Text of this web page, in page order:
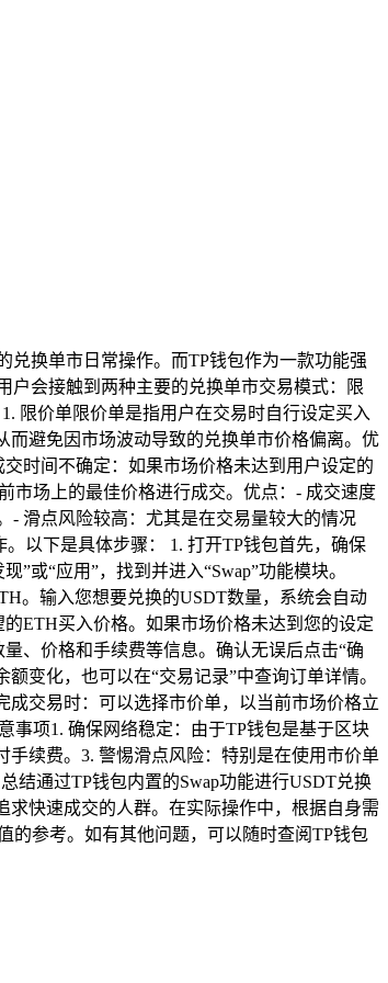
兑换单市日常操作。而TP钱包作为一款功能强
户会接触到两种主要的兑换单市交易模式：限
限价单限价单是指用户在交易时自行设定买入
避免因市场波动导致的兑换单市价格偏离。优
时间不确定：如果市场价格未达到用户设定的
市场上的最佳价格进行成交。优点：- 成交速度
- 滑点风险较高：尤其是在交易量较大的情况
以下是具体步骤： 1. 打开TP钱包首先，确保
或“应用”，找到并进入“Swap”功能模块。
。输入您想要兑换的USDT数量，系统会自动
ETH买入价格。如果市场价格未达到您的设定
、价格和手续费等信息。确认无误后点击“确
变化，也可以在“交易记录”中查询订单详情。
交易时：可以选择市价单，以当前市场价格立
事项1. 确保网络稳定：由于TP钱包是基于区块
续费。3. 警惕滑点风险：特别是在使用市价单
结通过TP钱包内置的Swap功能进行USDT兑换
快速成交的人群。在实际操作中，根据自身需
的参考。如有其他问题，可以随时查阅TP钱包